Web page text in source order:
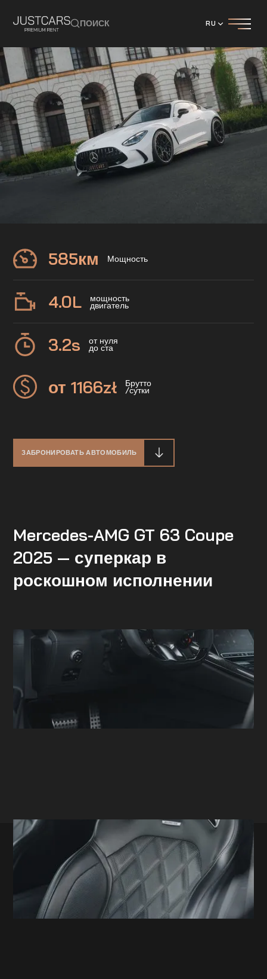
ПОИСК RU
Mercedes
585км Мощность
4.0L мощность
двигатель
3.2s от нуля
до ста
от 1166zł Брутто
/сутки
ЗАБРОНИРОВАТЬ АВТОМОБИЛЬ
Mercedes-AMG GT 63 Coupe
2025 — суперкар в
роскошном исполнении